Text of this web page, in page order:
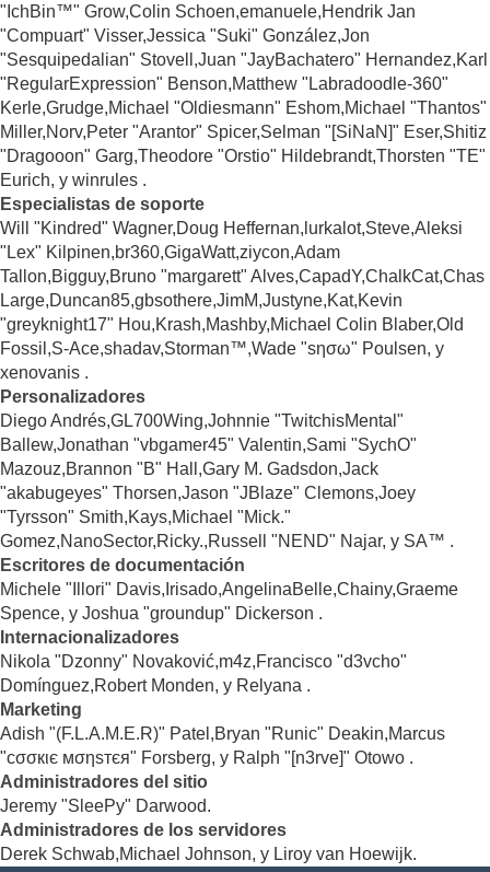
"IchBin™" Grow,Colin Schoen,emanuele,Hendrik Jan
"Compuart" Visser,Jessica "Suki" González,Jon
"Sesquipedalian" Stovell,Juan "JayBachatero" Hernandez,Karl
"RegularExpression" Benson,Matthew "Labradoodle-360"
Kerle,Grudge,Michael "Oldiesmann" Eshom,Michael "Thantos"
Miller,Norv,Peter "Arantor" Spicer,Selman "[SiNaN]" Eser,Shitiz
"Dragooon" Garg,Theodore "Orstio" Hildebrandt,Thorsten "TE"
Eurich, y winrules .
Especialistas de soporte
Will "Kindred" Wagner,Doug Heffernan,lurkalot,Steve,Aleksi
"Lex" Kilpinen,br360,GigaWatt,ziycon,Adam
Tallon,Bigguy,Bruno "margarett" Alves,CapadY,ChalkCat,Chas
Large,Duncan85,gbsothere,JimM,Justyne,Kat,Kevin
"greyknight17" Hou,Krash,Mashby,Michael Colin Blaber,Old
Fossil,S-Ace,shadav,Storman™,Wade "sησω" Poulsen, y
xenovanis .
Personalizadores
Diego Andrés,GL700Wing,Johnnie "TwitchisMental"
Ballew,Jonathan "vbgamer45" Valentin,Sami "SychO"
Mazouz,Brannon "B" Hall,Gary M. Gadsdon,Jack
"akabugeyes" Thorsen,Jason "JBlaze" Clemons,Joey
"Tyrsson" Smith,Kays,Michael "Mick."
Gomez,NanoSector,Ricky.,Russell "NEND" Najar, y SA™ .
Escritores de documentación
Michele "Illori" Davis,Irisado,AngelinaBelle,Chainy,Graeme
Spence, y Joshua "groundup" Dickerson .
Internacionalizadores
Nikola "Dzonny" Novaković,m4z,Francisco "d3vcho"
Domínguez,Robert Monden, y Relyana .
Marketing
Adish "(F.L.A.M.E.R)" Patel,Bryan "Runic" Deakin,Marcus
"cσσкιє мσηѕтєя" Forsberg, y Ralph "[n3rve]" Otowo .
Administradores del sitio
Jeremy "SleePy" Darwood.
Administradores de los servidores
Derek Schwab,Michael Johnson, y Liroy van Hoewijk.